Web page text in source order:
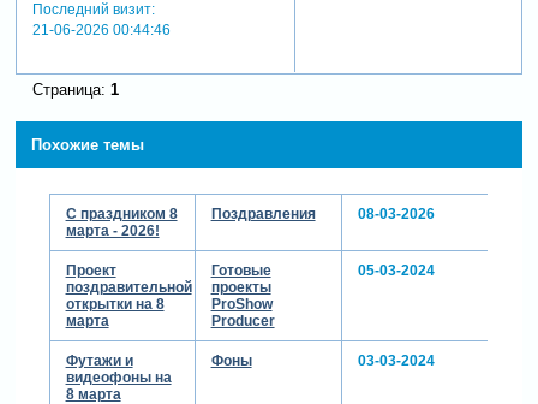
Последний визит:
21-06-2026 00:44:46
Страница: 1
Похожие темы
С праздником 8
марта - 2026!
Поздравления 08-03-2026
Проект
поздравительной
открытки на 8
марта
Готовые
проекты
ProShow
Producer
05-03-2024
Футажи и
видеофоны на
8 марта
Фоны 03-03-2024